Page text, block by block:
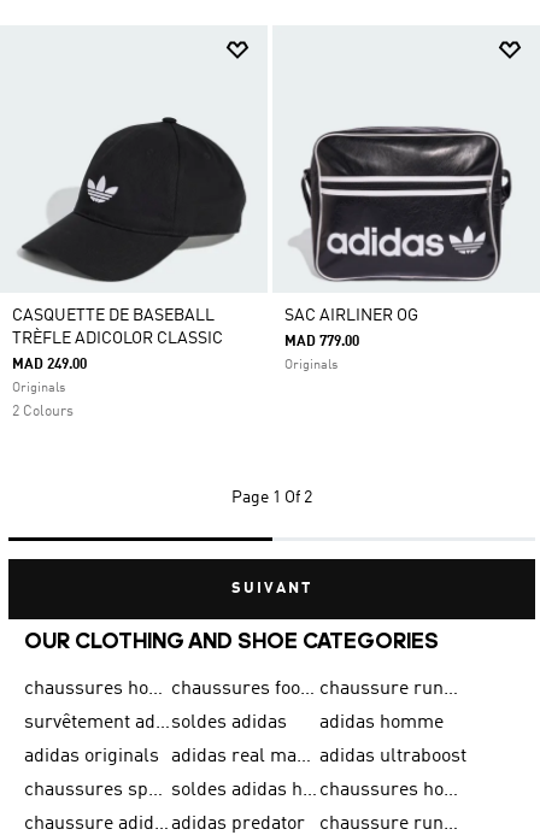
CASQUETTE DE BASEBALL
TRÈFLE ADICOLOR CLASSIC
MAD 249.00
Originals
2 Colours
SAC AIRLINER OG
MAD 779.00
Originals
Page 1 Of 2
SUIVANT
OUR CLOTHING AND SHOE CATEGORIES
chaussures homme adidas original chaussures football adidas
chaussure running homme
survêtement adidas hommesoldes adidas
adidas homme
adidas originals
adidas real madrid adidas ultraboost
chaussures sport adidas
soldes adidas homme
chaussures homme adidas
chaussure adidas original adidas predator
chaussure running adidas femme